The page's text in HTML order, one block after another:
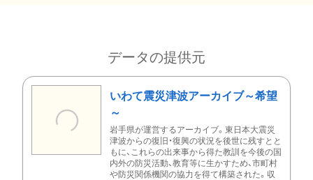
データの提供元
いわて震災津波アーカイブ～希望
～
岩手県が運営するアーカイブ。東日本大震災
津波からの復旧・復興の状況を後世に残すとと
もに、これらの出来事から得た教訓を今後の国
内外の防災活動、教育等に生かすため、市町村
や防災関係機関の協力を得て構築された。収